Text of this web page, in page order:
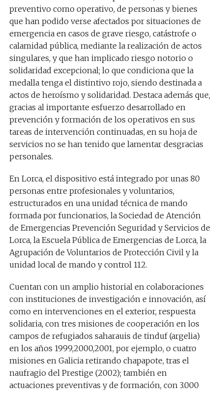
preventivo como operativo, de personas y bienes
que han podido verse afectados por situaciones de
emergencia en casos de grave riesgo, catástrofe o
calamidad pública, mediante la realización de actos
singulares, y que han implicado riesgo notorio o
solidaridad excepcional; lo que condiciona que la
medalla tenga el distintivo rojo, siendo destinada a
actos de heroísmo y solidaridad. Destaca además que,
gracias al importante esfuerzo desarrollado en
prevención y formación de los operativos en sus
tareas de intervención continuadas, en su hoja de
servicios no se han tenido que lamentar desgracias
personales.
En Lorca, el dispositivo está integrado por unas 80
personas entre profesionales y voluntarios,
estructurados en una unidad técnica de mando
formada por funcionarios, la Sociedad de Atención
de Emergencias Prevención Seguridad y Servicios de
Lorca, la Escuela Pública de Emergencias de Lorca, la
Agrupación de Voluntarios de Protección Civil y la
unidad local de mando y control 112.
Cuentan con un amplio historial en colaboraciones
con instituciones de investigación e innovación, así
como en intervenciones en el exterior, respuesta
solidaria, con tres misiones de cooperación en los
campos de refugiados saharauis de tinduf (argelia)
en los años 1999,2000,2001, por ejemplo, o cuatro
misiones en Galicia retirando chapapote, tras el
naufragio del Prestige (2002); también en
actuaciones preventivas y de formación, con 3.000